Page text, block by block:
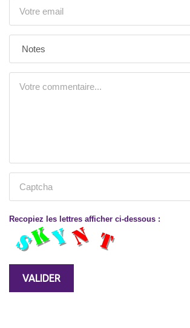
Recopiez les lettres afficher ci-dessous :